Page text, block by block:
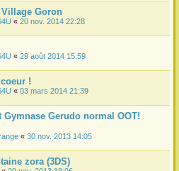
Goron
« 20 nov. 2014 22:28
« 29 août 2014 15:59
!
« 03 mars 2014 21:39
Gymnase Gerudo normal OOT!
« 30 nov. 2013 14:05
zora (3DS)